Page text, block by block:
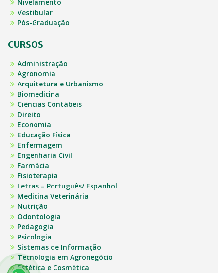
Nivelamento
Vestibular
Pós-Graduação
CURSOS
Administração
Agronomia
Arquitetura e Urbanismo
Biomedicina
Ciências Contábeis
Direito
Economia
Educação Física
Enfermagem
Engenharia Civil
Farmácia
Fisioterapia
Letras – Português/ Espanhol
Medicina Veterinária
Nutrição
Odontologia
Pedagogia
Psicologia
Sistemas de Informação
Tecnologia em Agronegócio
Estética e Cosmética